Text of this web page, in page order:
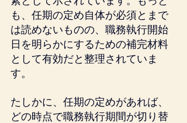
も、任期の定め自体が必須とまで
は読めないものの、職務執行開始
日を明らかにするための補完材料
として有効だと整理されていま
す。
たしかに、任期の定めがあれば、
どの時点で職務執行期間が切り替